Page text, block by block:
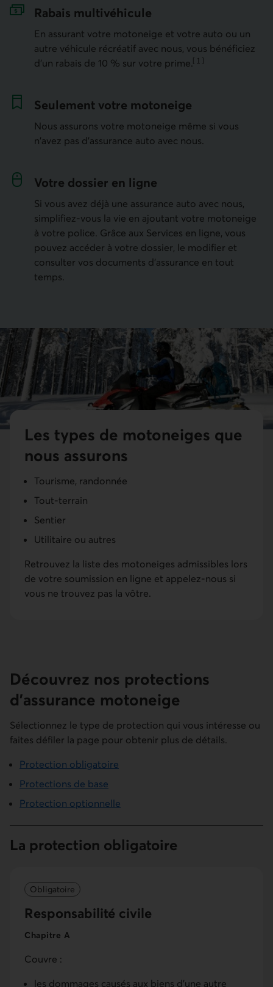
Rabais multivéhicule
En assurant votre motoneige et votre auto ou un
autre véhicule récréatif avec nous, vous bénéficiez
d’un rabais de 10 % sur votre prime.[ 1 ]
Aller à la note
Seulement votre motoneige
Nous assurons votre motoneige même si vous
n'avez pas d'assurance auto avec nous.
Votre dossier en ligne
Si vous avez déjà une assurance auto avec nous,
simplifiez-vous la vie en ajoutant votre motoneige
à votre police. Grâce aux Services en ligne, vous
pouvez accéder à votre dossier, le modifier et
consulter vos documents d'assurance en tout
temps.
Les types de motoneiges que
nous assurons
Tourisme, randonnée
Tout-terrain
Sentier
Utilitaire ou autres
Retrouvez la liste des motoneiges admissibles lors
de votre soumission en ligne et appelez-nous si
vous ne trouvez pas la vôtre.
Découvrez nos protections
d’assurance motoneige
Sélectionnez le type de protection qui vous intéresse ou
faites défiler la page pour obtenir plus de détails.
Protection obligatoire
Protections de base
Protection optionnelle
La protection obligatoire
Responsa­bilité civile
Obligatoire
Chapitre A
Couvre :
les dommages causés aux biens d’une autre